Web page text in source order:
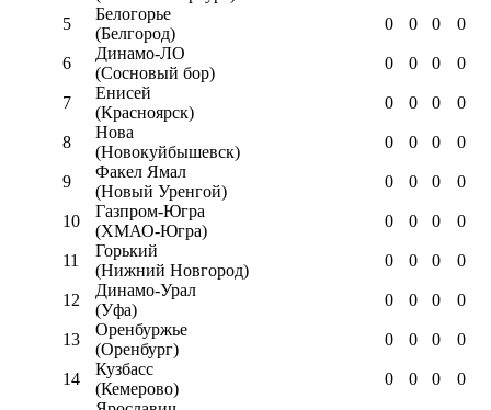
5
Белогорье
(Белгород)
0 0 0 0
6
Динамо-ЛО
(Сосновый бор)
0 0 0 0
7
Енисей
(Красноярск)
0 0 0 0
8
Нова
(Новокуйбышевск)
0 0 0 0
9
Факел Ямал
(Новый Уренгой)
0 0 0 0
10
Газпром-Югра
(ХМАО-Югра)
0 0 0 0
11
Горький
(Нижний Новгород)
0 0 0 0
12
Динамо-Урал
(Уфа)
0 0 0 0
13
Оренбуржье
(Оренбург)
0 0 0 0
14
Кузбасс
(Кемерово)
0 0 0 0